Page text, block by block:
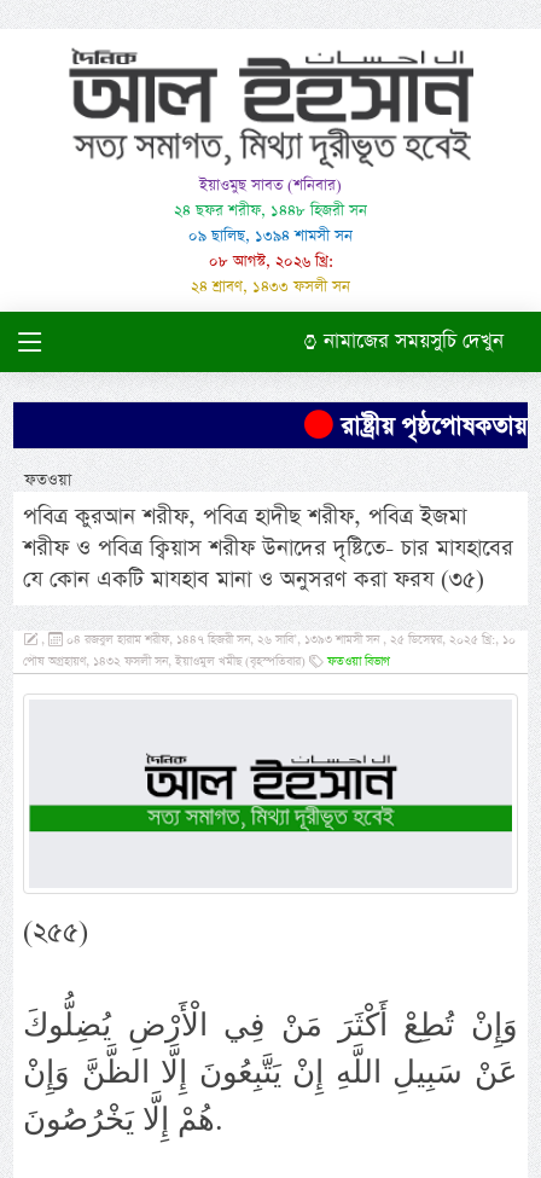
ইয়াওমুছ সাবত (শনিবার)
২৪ ছফর শরীফ, ১৪৪৮ হিজরী সন
০৯ ছালিছ, ১৩৯৪ শামসী সন
০৮ আগস্ট, ২০২৬ খ্রি:
২৪ শ্রাবণ, ১৪৩৩ ফসলী সন
নামাজের সময়সুচি দেখুন
রাষ্ট্রীয়
ফতওয়া
পবিত্র কুরআন শরীফ, পবিত্র হাদীছ শরীফ, পবিত্র ইজমা
শরীফ ও পবিত্র ক্বিয়াস শরীফ উনাদের দৃষ্টিতে- চার মাযহাবের
যে কোন একটি মাযহাব মানা ও অনুসরণ করা ফরয (৩৫)
,
০৪ রজবুল হারাম শরীফ, ১৪৪৭ হিজরী সন, ২৬ সাবি’, ১৩৯৩ শামসী সন , ২৫ ডিসেম্বর, ২০২৫ খ্রি:, ১০
পৌষ অগ্রহায়ণ, ১৪৩২ ফসলী সন, ইয়াওমুল খমীছ (বৃহস্পতিবার)
ফতওয়া বিভাগ
(২৫৫)
وَإِنْ تُطِعْ أَكْثَرَ مَنْ فِي الْأَرْضِ يُضِلُّوكَ
عَنْ سَبِيلِ اللَّهِ إِنْ يَتَّبِعُونَ إِلَّا الظَّنَّ وَإِنْ
هُمْ إِلَّا يَخْرُصُونَ.